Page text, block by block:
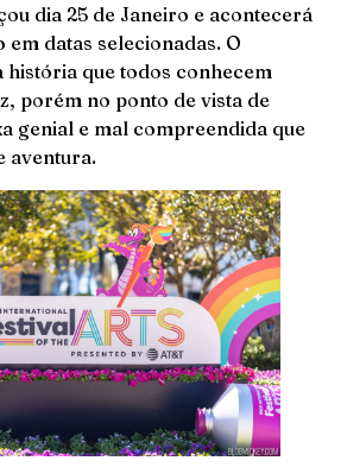
dia 25 de Janeiro e acontecerá
em datas selecionadas. O
história que todos conhecem
porém no ponto de vista de
genial e mal compreendida que
aventura.